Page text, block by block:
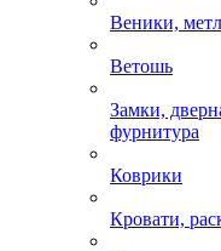
Веники,
Ветошь
Замки,
фурнитура
Коврики
Кровати,